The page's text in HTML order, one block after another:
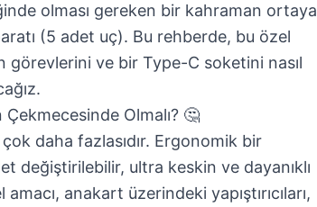
olması gereken bir kahraman ortaya
(5 adet uç). Bu rehberde, bu özel
görevlerini ve bir Type-C soketini nasıl
Olmalı? 🤔
daha fazlasıdır. Ergonomik bir
değiştirilebilir, ultra keskin ve dayanıklı
anakart üzerindeki yapıştırıcıları,